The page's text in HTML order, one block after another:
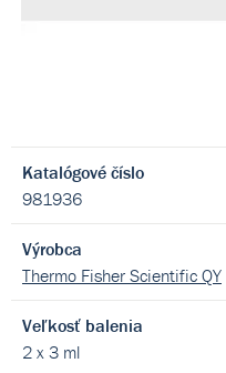
Katalógové číslo
981936
Výrobca
Thermo Fisher Scientific QY
Veľkosť balenia
2 x 3 ml